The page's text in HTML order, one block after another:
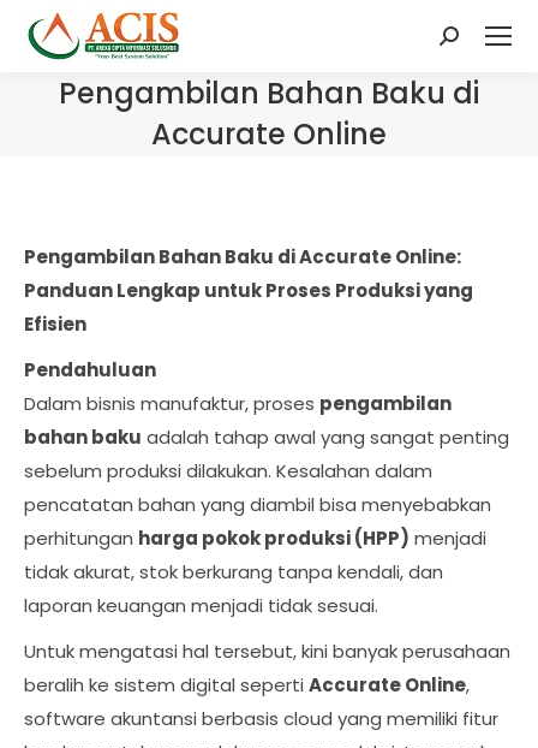
Search:
Pengambilan Bahan Baku di
Accurate Online
Pengambilan Bahan Baku di Accurate Online:
Panduan Lengkap untuk Proses Produksi yang
Efisien
Pendahuluan
Dalam bisnis manufaktur, proses pengambilan
bahan baku adalah tahap awal yang sangat penting
sebelum produksi dilakukan. Kesalahan dalam
pencatatan bahan yang diambil bisa menyebabkan
perhitungan harga pokok produksi (HPP) menjadi
tidak akurat, stok berkurang tanpa kendali, dan
laporan keuangan menjadi tidak sesuai.
Untuk mengatasi hal tersebut, kini banyak perusahaan
beralih ke sistem digital seperti Accurate Online,
software akuntansi berbasis cloud yang memiliki fitur